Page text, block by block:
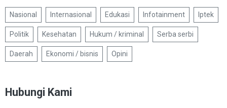
Nasional Internasional Edukasi Infotainment Iptek
Politik Kesehatan Hukum / kriminal Serba serbi
Daerah Ekonomi / bisnis Opini
Hubungi Kami